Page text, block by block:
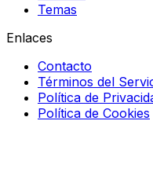
Temas
Enlaces
Contacto
Términos del
Política de
Política de Cookies